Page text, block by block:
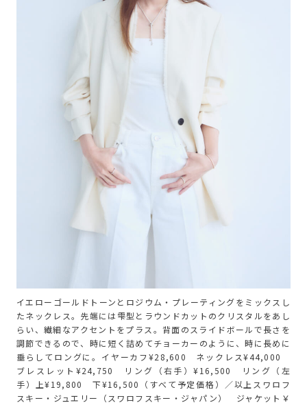
イエローゴールドトーンとロジウム・プレーティングをミックスし
たネックレス。先端には雫型とラウンドカットのクリスタルをあし
らい、繊細なアクセントをプラス。背面のスライドボールで長さを
調節できるので、時に短く詰めてチョーカーのように、時に長めに
垂らしてロングに。イヤーカフ¥28,600 ネックレス¥44,000
ブレスレット¥24,750 リング（右手）¥16,500 リング（左
手）上¥19,800 下¥16,500（すべて予定価格）／以上スワロフ
スキー・ジュエリー（スワロフスキー・ジャパン） ジャケット￥